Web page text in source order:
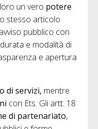
un vero potere
stesso articolo
pubblico con
e modalità di
e apertura
di servizi, mentre
con Ets. Gli artt. 18
di partenariato,